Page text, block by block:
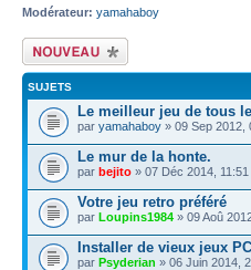
Modérateur: yamahaboy
Écrire un nouveau
sujet
SUJETS
Le meilleur jeu de tous
par yamahaboy » 09 Sep 2012,
Le mur de la honte.
par bejito » 07 Déc 2014, 11:51
Votre jeu retro préféré
par Loupins1984 » 09 Aoû
Installer de vieux jeux PC
par Psyderian » 06 Juin 2014,